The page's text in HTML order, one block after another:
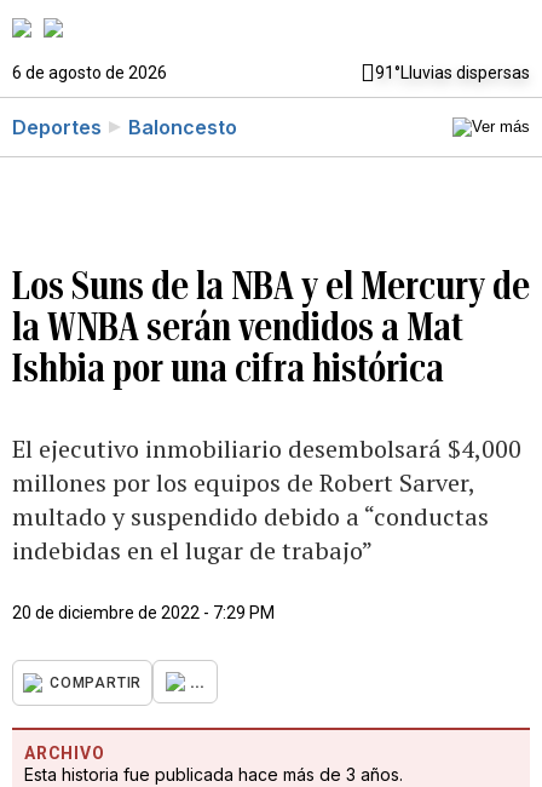
6 de agosto de 2026 91°Lluvias dispersas
Deportes Baloncesto
Los Suns de la NBA y el Mercury de
la WNBA serán vendidos a Mat
Ishbia por una cifra histórica
El ejecutivo inmobiliario desembolsará $4,000
millones por los equipos de Robert Sarver,
multado y suspendido debido a “conductas
indebidas en el lugar de trabajo”
20 de diciembre de 2022 - 7:29 PM
COMPARTIR ...
ARCHIVO
Esta historia fue publicada hace más de 3 años.